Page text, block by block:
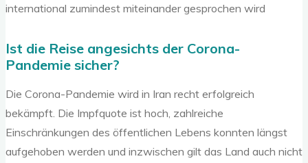
international zumindest miteinander gesprochen wird
Ist die Reise angesichts der Corona-
Pandemie sicher?
Die Corona-Pandemie wird in Iran recht erfolgreich
bekämpft. Die Impfquote ist hoch, zahlreiche
Einschränkungen des öffentlichen Lebens konnten längst
aufgehoben werden und inzwischen gilt das Land auch nicht